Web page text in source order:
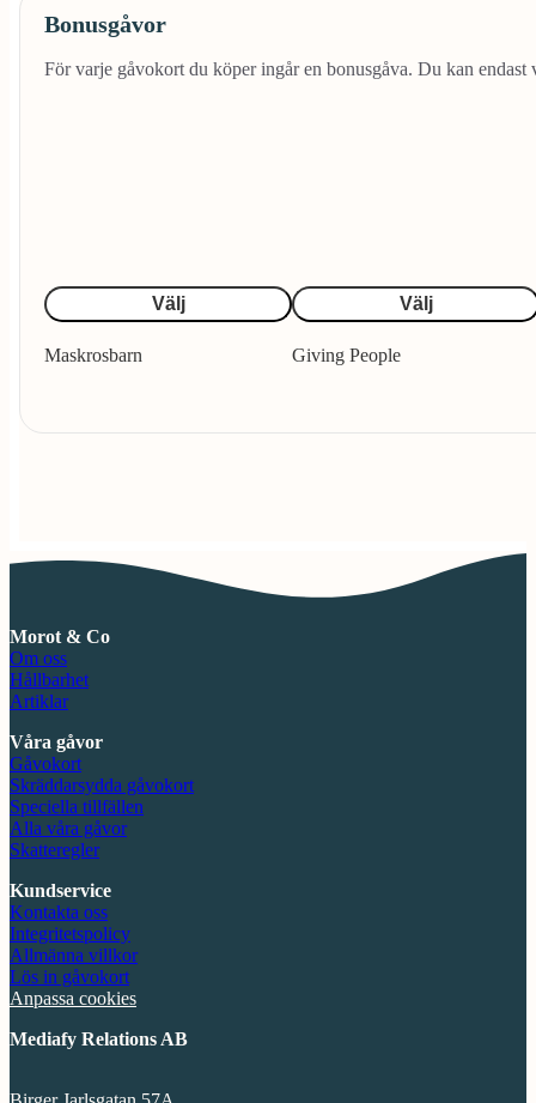
Bonusgåvor
För varje gåvokort du köper ingår en bonusgåva. Du kan endast
Välj
Maskrosbarn
Välj
Giving People
Morot & Co
Om oss
Hållbarhet
Artiklar
Våra gåvor
Gåvokort
Skräddarsydda gåvokort
Speciella tillfällen
Alla våra gåvor
Skatteregler
Kundservice
Kontakta oss
Integritetspolicy
Allmänna villkor
Lös in gåvokort
Anpassa cookies
Mediafy Relations AB